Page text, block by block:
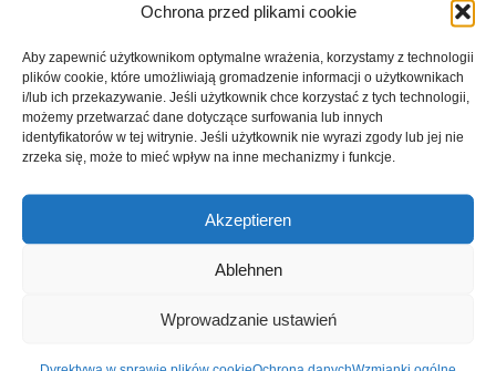
Ochrona przed plikami cookie
Aby zapewnić użytkownikom optymalne wrażenia, korzystamy z technologii
plików cookie, które umożliwiają gromadzenie informacji o użytkownikach
i/lub ich przekazywanie. Jeśli użytkownik chce korzystać z tych technologii,
możemy przetwarzać dane dotyczące surfowania lub innych
identyfikatorów w tej witrynie. Jeśli użytkownik nie wyrazi zgody lub jej nie
zrzeka się, może to mieć wpływ na inne mechanizmy i funkcje.
Akzeptieren
Ablehnen
Wprowadzanie ustawień
© Copyright 2023 - 2026 | Cisterscapes
Wszelkie prawa zastrzeżone
i wszystkie informacje bez gwarancji.
Kontakt: